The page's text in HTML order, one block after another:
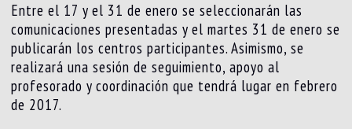
Entre el 17 y el 31 de enero se seleccionarán las
comunicaciones presentadas y el martes 31 de enero se
publicarán los centros participantes. Asimismo, se
realizará una sesión de seguimiento, apoyo al
profesorado y coordinación que tendrá lugar en febrero
de 2017.